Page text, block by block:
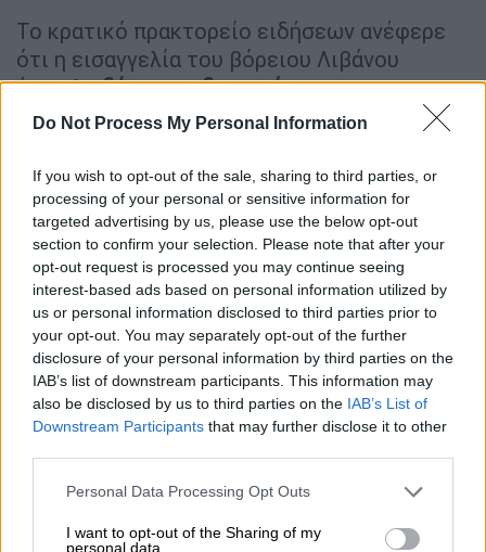
Do Not Process My Personal Information
If you wish to opt-out of the sale, sharing to third parties, or
processing of your personal or sensitive information for
targeted advertising by us, please use the below opt-out
section to confirm your selection. Please note that after your
opt-out request is processed you may continue seeing
interest-based ads based on personal information utilized by
us or personal information disclosed to third parties prior to
your opt-out. You may separately opt-out of the further
disclosure of your personal information by third parties on the
IAB’s list of downstream participants. This information may
also be disclosed by us to third parties on the IAB’s List of
Downstream Participants that may further disclose it to other
Please note that this website/app uses one or more Google
not limited to your visit or usage behaviour. You may click to
Personal Data Processing Opt Outs
I want to opt-out of the Sharing of my
personal data.
Το κρατικό πρακτορείο ειδήσεων ανέφερε
ότι η εισαγγελία του βόρειου Λιβάνου
έστειλεδύο ιατροδικαστέςγια να
διενεργήσουν ιατρική εξέταση και άλλες
έκθεση στην οποία θα περιγράφεται
λεπτομερώς η κατάσταση της υγείας του
παιδιού που οδήγησε στο θάνατό του.
Η έκθεση του ιατροδικαστή ανέφερε
μώλωπες στο πρόσωπο του παιδιού και
πρήξιμο στα χείλη του και επιβεβαίωσε ότι
είχε υποστεί σεξουαλική επίθεση.Η
οικογένεια του πατέρα της κατέθεσε μήνυση
κατά της οικογένειας της μητέρας της.
Όπως ανάφερε μια δημοσιογράφος στο
Twitter, η Lynn Talib εξετάστηκε μετά το
διαπίστωσαν ότι είχε υποστεί βιασμό. Όταν